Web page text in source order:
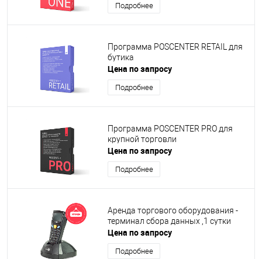
Подробнее
Программа POSCENTER RETAIL для
бутика
Цена по запросу
Подробнее
Программа POSCENTER PRO для
крупной торговли
Цена по запросу
Подробнее
Аренда торгового оборудования -
терминал сбора данных ,1 сутки
Цена по запросу
Подробнее